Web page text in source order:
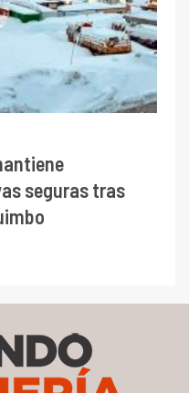
seguras tras